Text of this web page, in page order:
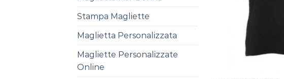
Stampa Magliette
Maglietta Personalizzata
Magliette Personalizzate
Online